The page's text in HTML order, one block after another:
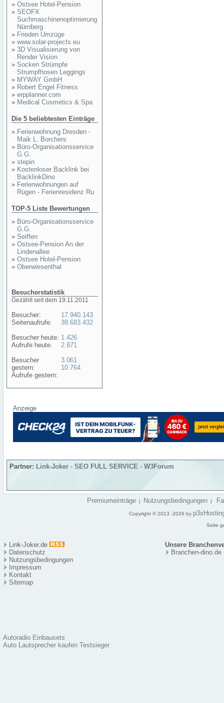
» Ostsee Hotel-Pension
» SEOFX
Suchmaschinenoptimierung
Nürnberg
» Frieden Umzüge
» www.solar-projects.eu
» 3D Visualisierung von
Render Vision
» Socken Strümpfe
Strumpfhosen Leggings
» MYWAY GmbH
» Robert Engel Fitness
» erpplanner.com
» Medical Cosmetics & Spa
Die 5 beliebtesten Einträge
» Ferienwohnung Dresden -
Maik L. Borchers
» Büro-Organisationsservice
G.G.
» stepin
» Kostenloser Backlink bei
BacklinkDino
» Ferienwohnungen auf
Rügen - Ferienresidenz Ru
TOP-5 Liste Bewertungen
» Büro-Organisationsservice
G.G.
» Seiffen
» Ostsee-Pension An der
Lindenallee
» Ostsee Hotel-Pension
» Oberwiesenthal
Besucherstatistik
Gezählt seit dem 19.11.2011
Besucher:
Seitenaufrufe:
Besucher heute:
Aufrufe heute:
Besucher
gestern:
Aufrufe gestern:
17.940.143
38.683.432
1.426
2.871
3.061
10.764
Anzeige
Partner: Link-Joker - SEO FULL SERVICE - W3Forum
Premiumeinträge | Nutzungsbedingungen |
Copyright © 2013 -2026 by
Seite
Link-Joker.de
Unsere
Datenschutz
Nutzungsbedingungen
Impressum
Kontakt
Sitemap
Branchen-dino.de
Autoradio Einbausets
Auto Lautsprecher kaufen Testsieger